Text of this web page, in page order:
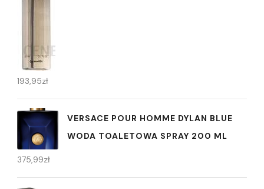
193,95zł
VERSACE POUR HOMME DYLAN BLUE
WODA TOALETOWA SPRAY 200 ML
375,99zł